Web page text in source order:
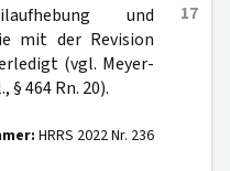
17
und
mit der Revision
(vgl. Meyer-
464 Rn. 20).
HRRS 2022 Nr. 236